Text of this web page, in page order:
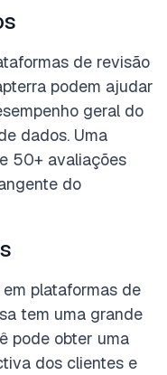
de revisão
podem ajudar
geral do
dados. Uma
50+ avaliações
do
plataformas de
tem uma grande
pode obter uma
dos clientes e